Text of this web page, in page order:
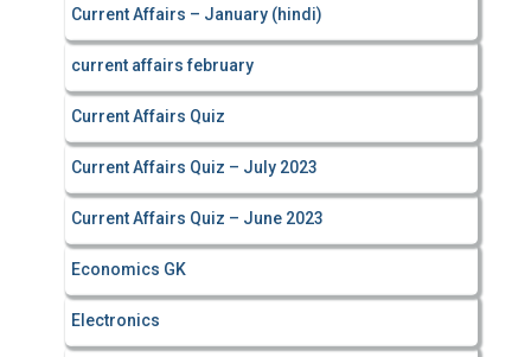
Current Affairs – January (hindi)
current affairs february
Current Affairs Quiz
Current Affairs Quiz – July 2023
Current Affairs Quiz – June 2023
Economics GK
Electronics